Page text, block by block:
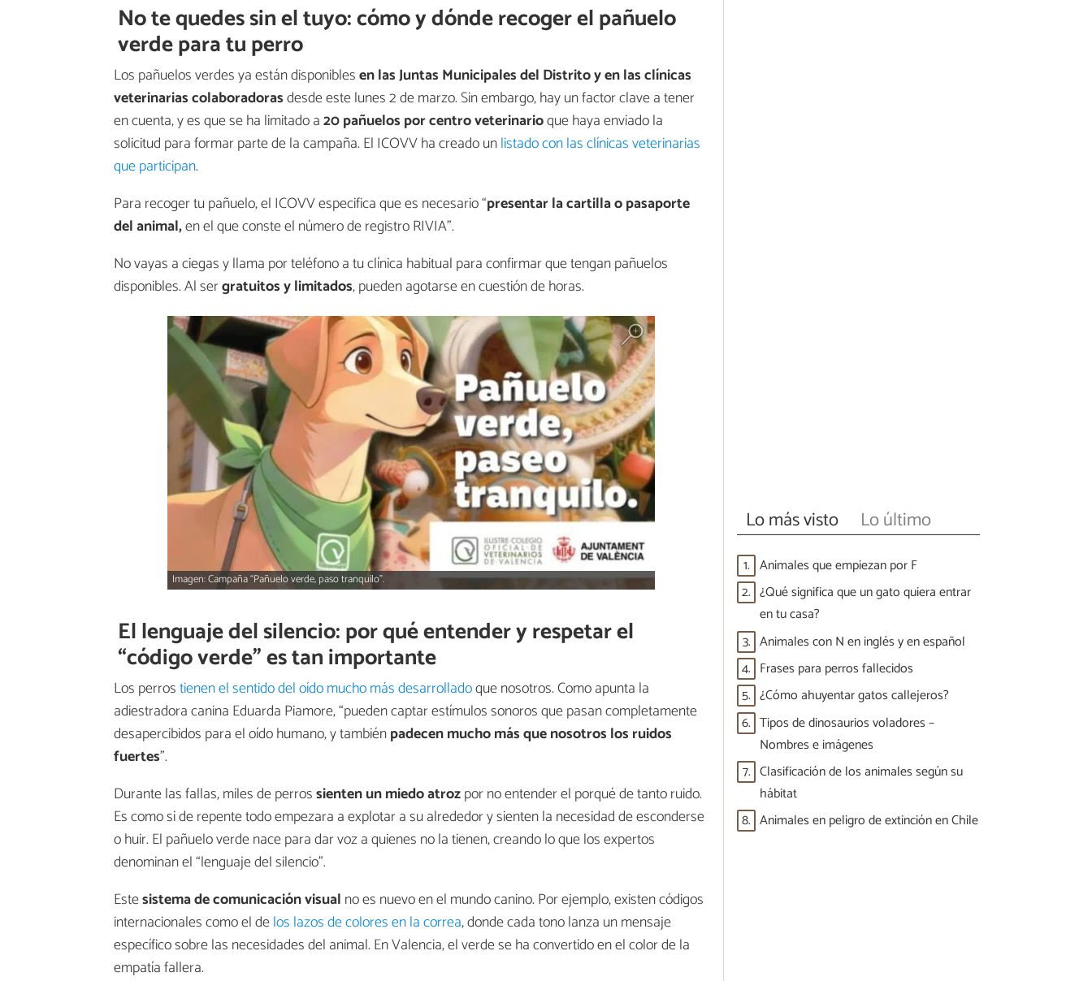
No te quedes sin el tuyo: cómo y dónde recoger el pañuelo
verde para tu perro
Los pañuelos verdes ya están disponiblesen las Juntas Municipales del Distrito y en las clínicas
veterinarias colaboradorasdesde este lunes 2 de marzo. Sin embargo, hay un factor clave a tener
en cuenta, y es que se ha limitado a20 pañuelos por centro veterinarioque haya enviado la
solicitud para formar parte de la campaña. El ICOVV ha creado unlistado con las clínicas veterinarias
que participan.
Para recoger tu pañuelo, el ICOVV especifica que es necesario “presentar la cartilla o pasaporte
del animal,en el que conste el número de registro RIVIA”.
No vayas a ciegas y llama por teléfono a tu clínica habitual para confirmar que tengan pañuelos
disponibles. Al sergratuitos y limitados, pueden agotarse en cuestión de horas.
Imagen: Campaña “Pañuelo verde, paso tranquilo”.
El lenguaje del silencio: por qué entender y respetar el
“código verde” es tan importante
Los perrostienen el sentido del oído mucho más desarrolladoque nosotros. Como apunta la
adiestradora canina Eduarda Piamore, “pueden captar estímulos sonoros que pasan completamente
desapercibidos para el oído humano, y tambiénpadecen mucho más que nosotros los ruidos
fuertes”.
Durante las fallas, miles de perrossienten un miedo atrozpor no entender el porqué de tanto ruido.
Es como si de repente todo empezara a explotar a su alrededor y sienten la necesidad de esconderse
o huir. El pañuelo verde nace para dar voz a quienes no la tienen, creando lo que los expertos
denominan el “lenguaje del silencio”.
Estesistema de comunicación visual no es nuevo en el mundo canino. Por ejemplo, existen códigos
internacionales como el delos lazos de colores en la correa, donde cada tono lanza un mensaje
específico sobre las necesidades del animal. En Valencia, el verde se ha convertido en el color de la
empatía fallera.
Lo más visto Lo último
1. Animales que empiezan por F
2. ¿Qué significa que un gato quiera entrar
en tu casa?
3. Animales con N en inglés y en español
4. Frases para perros fallecidos
5. ¿Cómo ahuyentar gatos callejeros?
6. Tipos de dinosaurios voladores –
Nombres e imágenes
7. Clasificación de los animales según su
hábitat
8. Animales en peligro de extinción en Chile